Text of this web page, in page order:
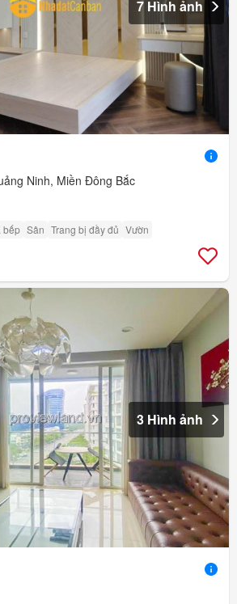
7 Hình ảnh
Ninh, Miền Đông Bắc
bếp Sân Trang bị đầy đủ Vườn
3 Hình ảnh